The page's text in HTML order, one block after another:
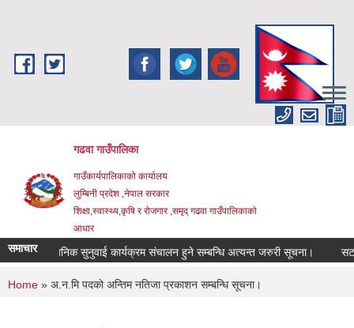
गढवा गाउँपालिका
गाउँकार्यपालिकाको कार्यालय
लुम्बिनी प्रदेश ,नेपाल सरकार
शिक्षा,स्वास्थ्य,कृषि र रोजगार ,समृद् गढवा गाउँपालिकाको
आधार
समाचार
सार्वजनिक सुनुवाई कार्यक्रम संचालन हुने सम्बन्धि अत्यन्त जरुरी सूचना। सटर
You are here
Home » अ‍‍‍.न.मि पदकाे अन्तिम नतिजा प्रकाशन सम्बन्धि सूचना।